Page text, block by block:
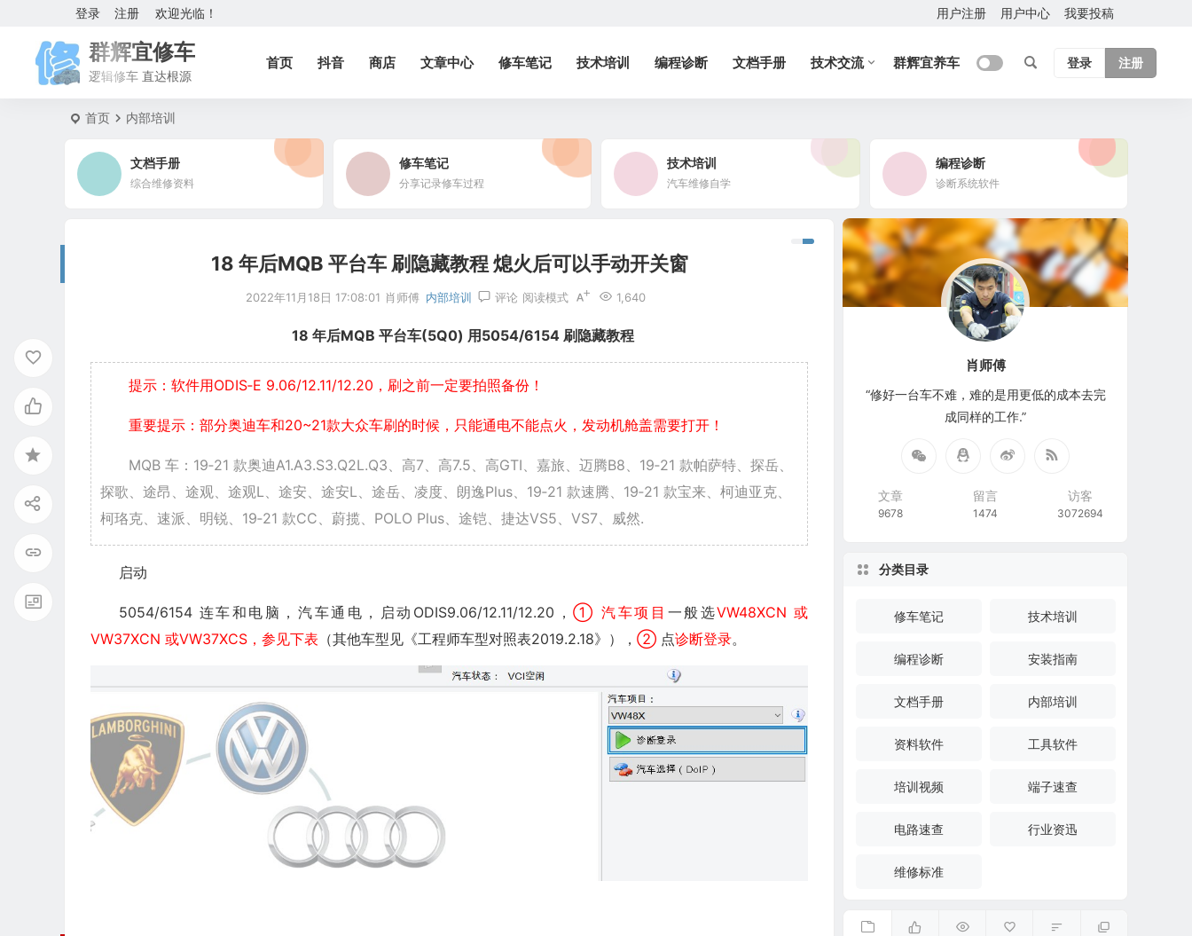
欢迎光临！
登录 注册 用户注册 用户中心 我要投稿
群辉宜修车
逻辑修车 直达根源
首页 抖音 商店 文章中心 修车笔记 技术培训 编程诊断 文档手册 技术交流 群辉宜养车 登录 注册
首页 内部培训
文档手册
综合维修资料
修车笔记
分享记录修车过程
技术培训
汽车维修自学
编程诊断
诊断系统软件
18 年后MQB 平台车 刷隐藏教程 熄火后可以手动开关窗
2022年11月18日 17:08:01 肖师傅 内部培训 评论 1,640
阅读模式
18 年后MQB 平台车(5Q0) 用5054/6154 刷隐藏教程
提示：软件用ODIS‐E 9.06/12.11/12.20，刷之前一定要拍照备份！
重要提示：部分奥迪车和20~21款大众车刷的时候，只能通电不能点火，发动机舱盖需要打开！
MQB 车：19‐21 款奥迪A1.A3.S3.Q2L.Q3、高7、高7.5、高GTI、嘉旅、迈腾B8、19‐21 款帕萨特、探岳、
探歌、途昂、途观、途观L、途安、途安L、途岳、凌度、朗逸Plus、19‐21 款速腾、19‐21 款宝来、柯迪亚克、
柯珞克、速派、明锐、19‐21 款CC、蔚揽、POLO Plus、途铠、捷达VS5、VS7、威然.
启动
5054/6154 连车和电脑，汽车通电，启动ODIS9.06/12.11/12.20，① 汽车项目 一般选VW48XCN 或
VW37XCN 或VW37XCS，参见下表 （其他车型见《工程师车型对照表2019.2.18》）， ② 点诊断登录。
肖师傅
“修好一台车不难，难的是用更低的成本去完
成同样的工作.”
文章
9678
留言
1474
访客
3072694
分类目录
修车笔记 技术培训
编程诊断 安装指南
文档手册 内部培训
资料软件 工具软件
培训视频 端子速查
电路速查 行业资迅
维修标准